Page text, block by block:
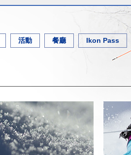
活動 餐廳 Ikon Pass